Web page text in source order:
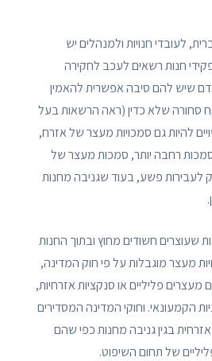
לעובדי חנויות ולמנהלים יש
חנות רשאים לעכב לחקירה
שיש להם סיבה אפשרית להאמין
סחורה שלא כדין (ראה הרשאות בעל
להיות גם סמכויות מעצר של אזרח,
רחבה יותר, סמכות מעצר של
לעבירות פשע, בעוד שגניבה מחנות
שעוצרים חשודים מחוץ ובתוך החנות
מעצר מוגבלות על פי חוק המדינה,
פליליים או סנקציות אזרחיות,
הקמעונאי. וחוקי המדינה המסדירים
בגין גניבה מחנות כפי שהם
של תחום השיפוט.